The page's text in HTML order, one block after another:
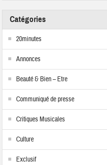
Catégories
20minutes
Annonces
Beauté & Bien – Etre
Communiqué de presse
Critiques Musicales
Culture
Exclusif